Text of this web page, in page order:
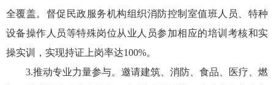
全覆盖。督促民政服务机构组织消防控制室值班人员、特种
设备操作人员等特殊岗位从业人员参加相应的培训考核和实
操实训，实现持证上岗率达100%。
3.推动专业力量参与。邀请建筑、消防、食品、医疗、燃